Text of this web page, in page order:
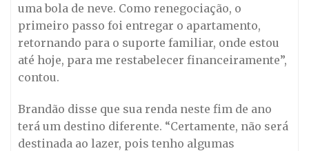
uma bola de neve. Como renegociação, o
primeiro passo foi entregar o apartamento,
retornando para o suporte familiar, onde estou
até hoje, para me restabelecer financeiramente”,
contou.
Brandão disse que sua renda neste fim de ano
terá um destino diferente. “Certamente, não será
destinada ao lazer, pois tenho algumas